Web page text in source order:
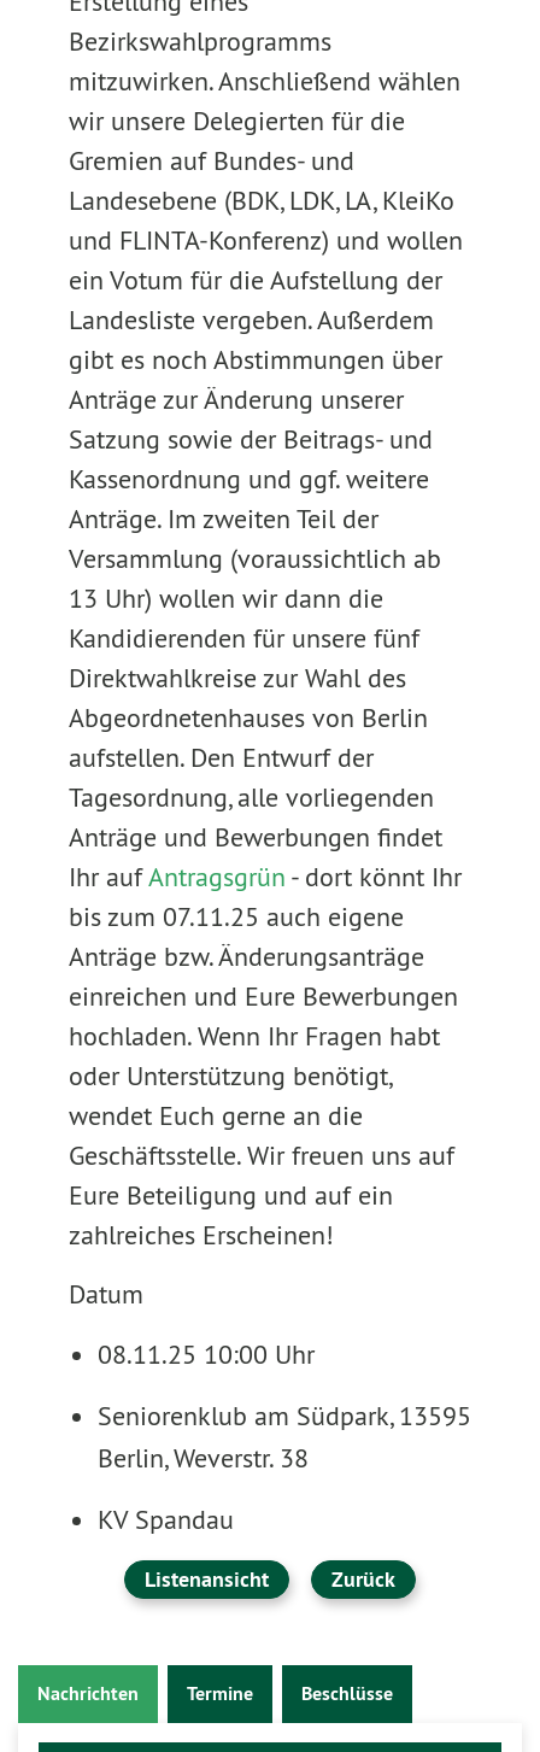
Bezirkswahlprogramms
mitzuwirken. Anschließend wählen
wir unsere Delegierten für die
Gremien auf Bundes- und
Landesebene (BDK, LDK, LA, KleiKo
und FLINTA-Konferenz) und wollen
ein Votum für die Aufstellung der
Landesliste vergeben. Außerdem
gibt es noch Abstimmungen über
Anträge zur Änderung unserer
Satzung sowie der Beitrags- und
Kassenordnung und ggf. weitere
Anträge. Im zweiten Teil der
Versammlung (voraussichtlich ab
13 Uhr) wollen wir dann die
Kandidierenden für unsere fünf
Direktwahlkreise zur Wahl des
Abgeordnetenhauses von Berlin
aufstellen. Den Entwurf der
Tagesordnung, alle vorliegenden
Anträge und Bewerbungen findet
Ihr aufAntragsgrün - dort könnt Ihr
bis zum 07.11.25 auch eigene
Anträge bzw. Änderungsanträge
einreichen und Eure Bewerbungen
hochladen. Wenn Ihr Fragen habt
oder Unterstützung benötigt,
wendet Euch gerne an die
Geschäftsstelle. Wir freuen uns auf
Eure Beteiligung und auf ein
zahlreiches Erscheinen!
Datum
08.11.25 10:00 Uhr
Seniorenklub am Südpark, 13595
Berlin, Weverstr. 38
KV Spandau
Listenansicht Zurück
Nachrichten Termine Beschlüsse